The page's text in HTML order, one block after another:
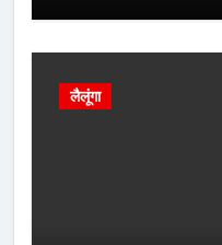
लैलूंगा